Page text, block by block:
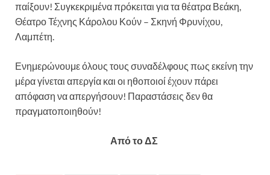
παίξουν! Συγκεκριμένα πρόκειται για τα θέατρα Βεάκη,
Θέατρο Τέχνης Κάρολου Κούν – Σκηνή Φρυνίχου,
Λαμπέτη.
Ενημερώνουμε όλους τους συναδέλφους πως εκείνη την
μέρα γίνεται απεργία και οι ηθοποιοί έχουν πάρει
απόφαση να απεργήσουν! Παραστάσεις δεν θα
πραγματοποιηθούν!
Από το ΔΣ